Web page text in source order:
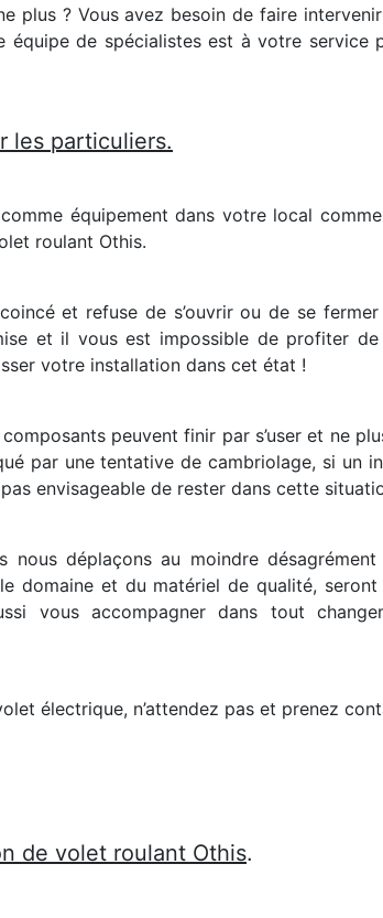
plus ? Vous avez besoin de faire
équipe de spécialistes est à votre
les particuliers.
équipement dans votre local
roulant Othis.
et refuse de s’ouvrir ou de se
et il vous est impossible de profiter
votre installation dans cet état !
peuvent finir par s’user et ne
par une tentative de cambriolage, si un
envisageable de rester dans cette
déplaçons au moindre
domaine et du matériel de qualité,
vous accompagner dans tout
électrique, n’attendez pas et prenez
de volet roulant Othis.